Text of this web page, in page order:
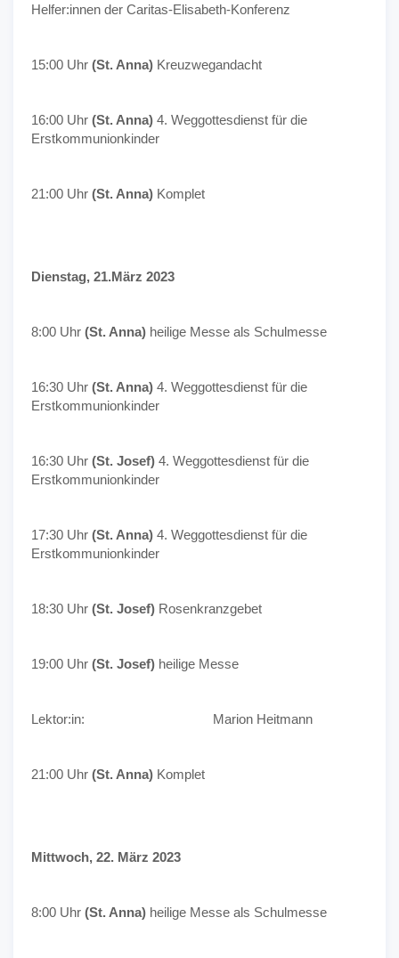
Helfer:innen der Caritas-Elisabeth-Konferenz
15:00 Uhr (St. Anna) Kreuzwegandacht
16:00 Uhr (St. Anna) 4. Weggottesdienst für die
Erstkommunionkinder
21:00 Uhr (St. Anna) Komplet
Dienstag, 21.März 2023
8:00 Uhr (St. Anna) heilige Messe als Schulmesse
16:30 Uhr (St. Anna) 4. Weggottesdienst für die
Erstkommunionkinder
16:30 Uhr (St. Josef) 4. Weggottesdienst für die
Erstkommunionkinder
17:30 Uhr (St. Anna) 4. Weggottesdienst für die
Erstkommunionkinder
18:30 Uhr (St. Josef) Rosenkranzgebet
19:00 Uhr (St. Josef) heilige Messe
Lektor:in: Marion Heitmann
21:00 Uhr (St. Anna) Komplet
Mittwoch, 22. März 2023
8:00 Uhr (St. Anna) heilige Messe als Schulmesse